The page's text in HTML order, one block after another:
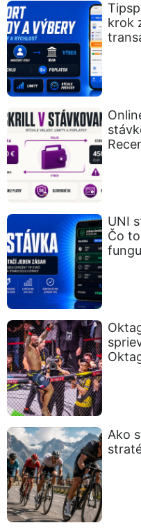
krok
UNI
Čo
Ako